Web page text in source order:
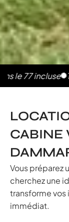
incluse
CABINE
Vous préparez
cherchez une
transforme vos
immédiat.